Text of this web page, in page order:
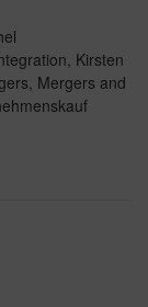
Kirsten
Mergers and